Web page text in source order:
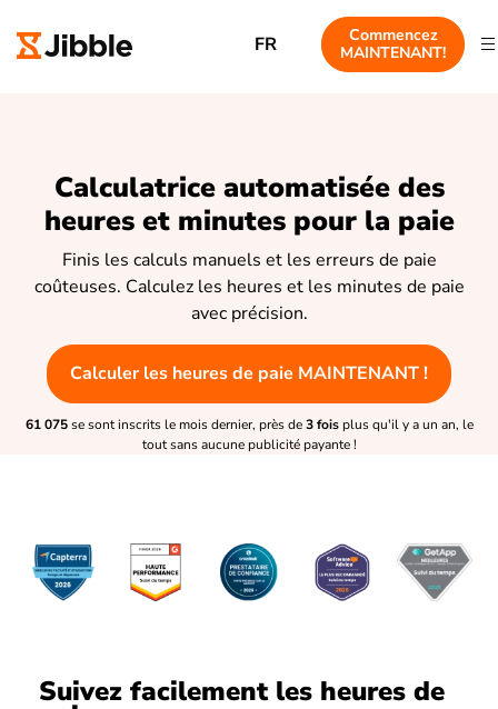
FR
Commencez
MAINTENANT!
Calculatrice automatisée des
heures et minutes pour la paie
Finis les calculs manuels et les erreurs de paie
coûteuses. Calculez les heures et les minutes de paie
avec précision.
Calculer les heures de paie MAINTENANT !
61 075 se sont inscrits le mois dernier, près de 3 fois plus qu'il y a un an, le
tout sans aucune publicité payante !
Suivez facilement les heures de